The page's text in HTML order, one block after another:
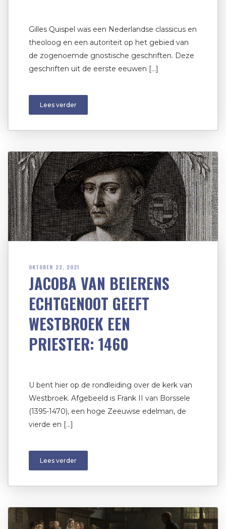
Gilles Quispel was een Nederlandse classicus en
theoloog en een autoriteit op het gebied van
de zogenoemde gnostische geschriften. Deze
geschriften uit de eerste eeuwen […]
Lees verder
OKTOBER 22, 2021
JACOBA VAN BEIERENS
ECHTGENOOT GEEFT
WESTBROEK EEN
PRIESTER: 1460
U bent hier op de rondleiding over de kerk van
Westbroek. Afgebeeld is Frank II van Borssele
(1395-1470), een hoge Zeeuwse edelman, de
vierde en […]
Lees verder